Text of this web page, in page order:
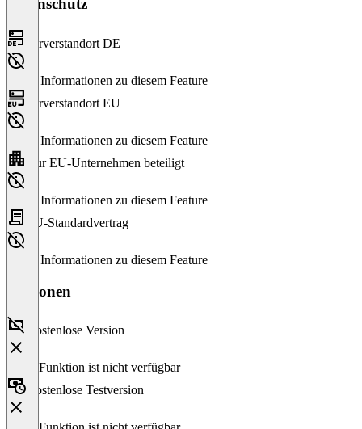
Datenschutz
Serverstandort DE
Keine Informationen zu diesem Feature
Serverstandort EU
Keine Informationen zu diesem Feature
Nur EU-Unternehmen beteiligt
Keine Informationen zu diesem Feature
EU-Standardvertrag
Keine Informationen zu diesem Feature
Versionen
Kostenlose Version
Diese Funktion ist nicht verfügbar
Kostenlose Testversion